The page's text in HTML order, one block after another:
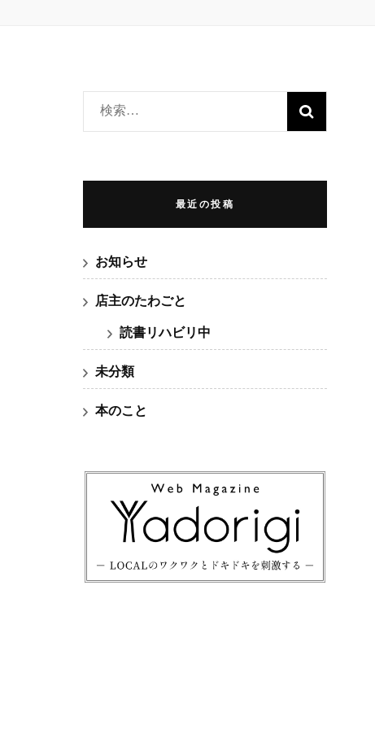
検
索:
最近の投稿
お知らせ
店主のたわごと
読書リハビリ中
未分類
本のこと